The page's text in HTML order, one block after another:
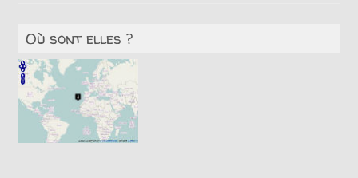
Où sont elles ?